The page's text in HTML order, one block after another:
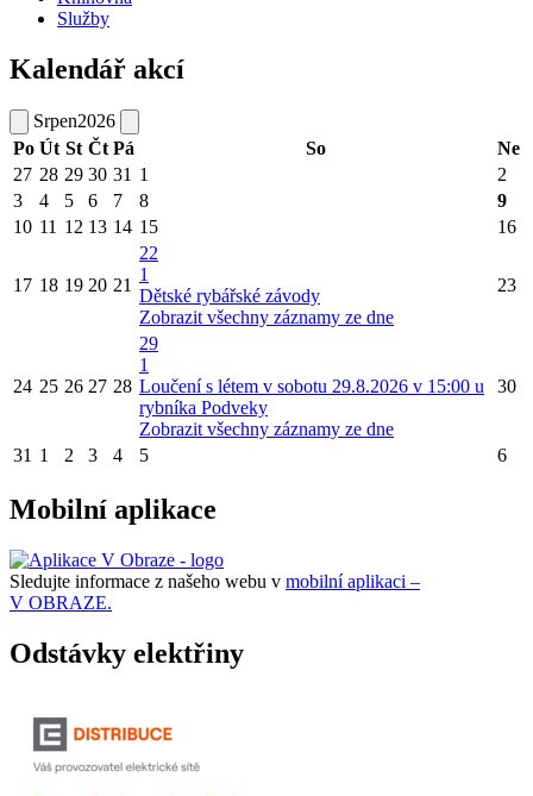
Služby
Kalendář akcí
Srpen2026
Po Út St Čt Pá So
Ne
27 28 29 30 31 1
2
3
4 5 6 7 8
9
10 11 12 13 14 15 16
17 18 19 20 21
22
1
Dětské rybářské závody
Zobrazit všechny záznamy ze dne
23
24 25 26 27 28
29
1
Loučení s létem v sobotu 29.8.2026 v 15:00 u
rybníka Podveky
Zobrazit všechny záznamy ze dne
30
31 1 2 3 4 5 6
Mobilní aplikace
Sledujte informace z našeho webu v mobilní aplikaci –
V OBRAZE.
Odstávky elektřiny